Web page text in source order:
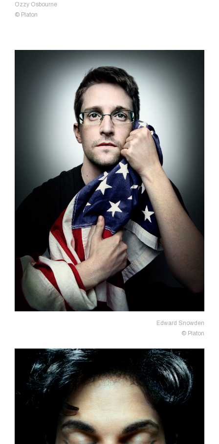
Ozzy Osbourne
© Platon
Edward Snowden
© Platon